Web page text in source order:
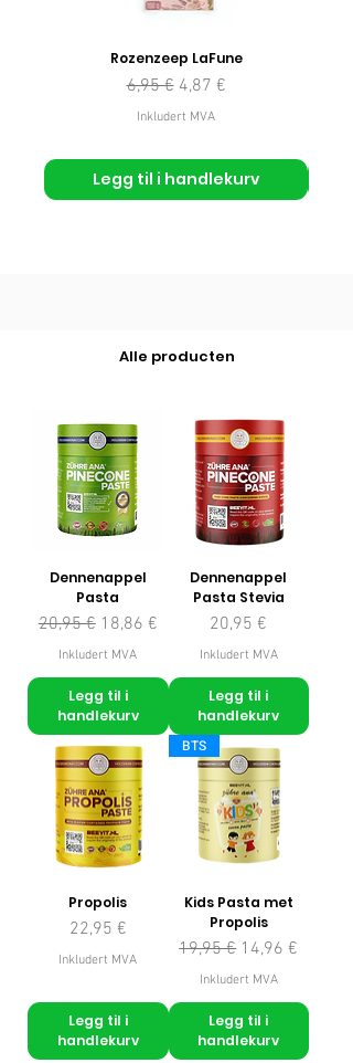
Rozenzeep LaFune
Vanlig pris
6,95 € Salgspris
4,87 €
Inkludert MVA
Legg til i handlekurv
Alle producten
Dennenappel
Pasta
Vanlig pris
20,95 € Salgspris
18,86 €
Inkludert MVA
Legg til i
handlekurv
Dennenappel
Pasta Stevia
Pris
20,95 €
Inkludert MVA
Legg til i
handlekurv
Propolis
Pris
22,95 €
Inkludert MVA
Legg til i
handlekurv
BTS
Kids Pasta met
Propolis
Vanlig pris
19,95 € Salgspris
14,96 €
Inkludert MVA
Legg til i
handlekurv